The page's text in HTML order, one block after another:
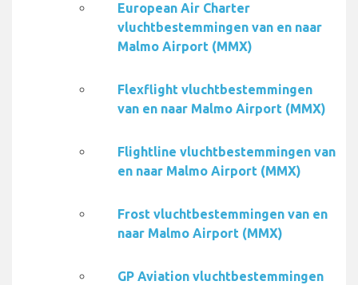
European Air Charter
vluchtbestemmingen van en naar
Malmo Airport (MMX)
Flexflight vluchtbestemmingen
van en naar Malmo Airport (MMX)
Flightline vluchtbestemmingen van
en naar Malmo Airport (MMX)
Frost vluchtbestemmingen van en
naar Malmo Airport (MMX)
GP Aviation vluchtbestemmingen